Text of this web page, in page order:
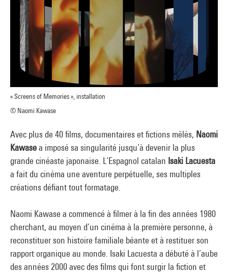
« Screens of Memories », installation
© Naomi Kawase
Avec plus de 40 films, documentaires et fictions mêlés, Naomi
Kawasea imposé sa singularité jusqu’à devenir la plus
grande cinéaste japonaise. L’Espagnol catalan Isaki Lacuesta
a fait du cinéma une aventure perpétuelle, ses multiples
créations défiant tout formatage.
Naomi Kawase a commencé à filmer à la fin des années 1980
cherchant, au moyen d’un cinéma à la première personne, à
reconstituer son histoire familiale béante et à restituer son
rapport organique au monde. Isaki Lacuesta a débuté à l’aube
des années 2000 avec des films qui font surgir la fiction et